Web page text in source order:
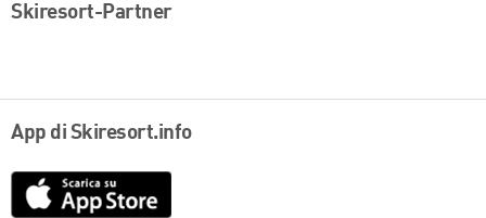
Skiresort-Partner
App di Skiresort.info